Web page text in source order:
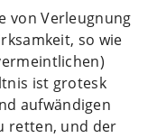
von Verleugnung
so wie
ist grotesk
aufwändigen
retten, und der